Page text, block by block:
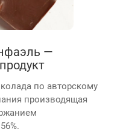
—
по авторскому
производящая